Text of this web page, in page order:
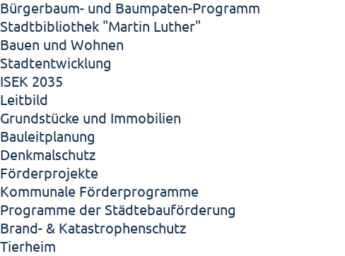
Bürgerbaum- und Baumpaten-Programm
Stadtbibliothek "Martin Luther"
Bauen und Wohnen
Stadtentwicklung
ISEK 2035
Leitbild
Grundstücke und Immobilien
Bauleitplanung
Denkmalschutz
Förderprojekte
Kommunale Förderprogramme
Programme der Städtebauförderung
Brand- & Katastrophenschutz
Tierheim